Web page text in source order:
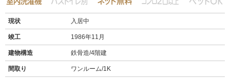
現状 入居中
竣工 1986年11月
建物構造 鉄骨造/4階建
間取り ワンルーム/1K